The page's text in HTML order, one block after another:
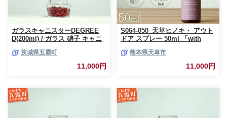
ガラスキャニスターDEGREE
D(200ml) / ガラス 硝子 キャニ
耐熱 一生もの 職人 こだわり
JIDA デザインミュージアムセ
レクション 茨城県 五霞町
茨城県五霞町
11,000円
S064-050_天草ヒノキ・ アウト
ドア スプレー 50ml 「with
熊本県天草市
11,000円